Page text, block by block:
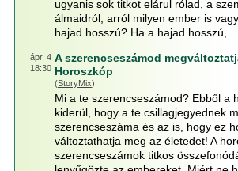
ugyanis sok titkot elárul rólad, a
álmaidról, arról milyen ember is
hajad hosszú? Ha a hajad hosszú,
ápr. 4
18:30
A szerencseszámod
Horoszkóp
(StoryMix)
Mi a te szerencseszámod? Ebből a
kiderül, hogy a te csillagjegyednek
szerencseszáma és az is, hogy ez
változtathatja meg az életedet! A
szerencseszámok titkos